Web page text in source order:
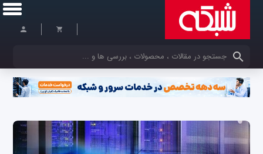
کلمات کلیدی خود را وارد کنید